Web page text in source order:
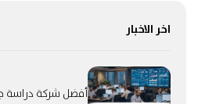
اخر الاخبار
أفضل شركة دراسة